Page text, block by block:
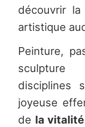
découvrir
artistique
Peinture,
disciplines
joyeuse
de la